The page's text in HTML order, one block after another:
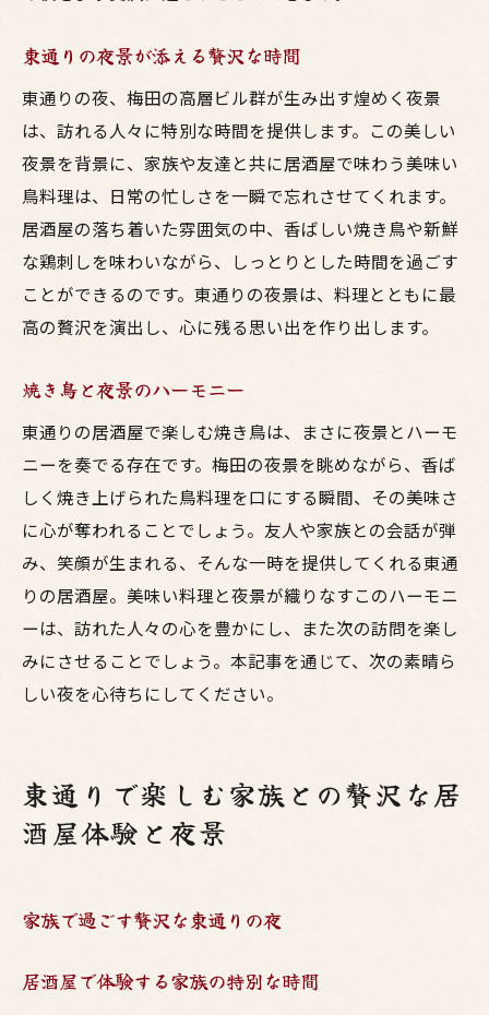
東通りの夜景が添える贅沢な時間
東通りの夜、梅田の高層ビル群が生み出す煌めく夜景
は、訪れる人々に特別な時間を提供します。この美しい
夜景を背景に、家族や友達と共に居酒屋で味わう美味い
鳥料理は、日常の忙しさを一瞬で忘れさせてくれます。
居酒屋の落ち着いた雰囲気の中、香ばしい焼き鳥や新鮮
な鶏刺しを味わいながら、しっとりとした時間を過ごす
ことができるのです。東通りの夜景は、料理とともに最
高の贅沢を演出し、心に残る思い出を作り出します。
焼き鳥と夜景のハーモニー
東通りの居酒屋で楽しむ焼き鳥は、まさに夜景とハーモ
ニーを奏でる存在です。梅田の夜景を眺めながら、香ば
しく焼き上げられた鳥料理を口にする瞬間、その美味さ
に心が奪われることでしょう。友人や家族との会話が弾
み、笑顔が生まれる、そんな一時を提供してくれる東通
りの居酒屋。美味い料理と夜景が織りなすこのハーモニ
ーは、訪れた人々の心を豊かにし、また次の訪問を楽し
みにさせることでしょう。本記事を通じて、次の素晴ら
しい夜を心待ちにしてください。
東通りで楽しむ家族との贅沢な居
酒屋体験と夜景
家族で過ごす贅沢な東通りの夜
居酒屋で体験する家族の特別な時間